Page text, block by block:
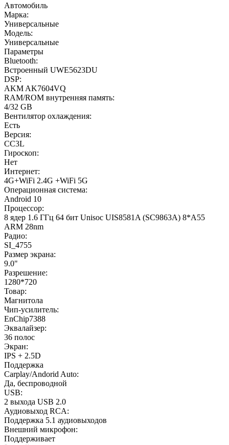
Автомобиль
Марка:
Универсальные
Модель:
Универсальные
Параметры
Bluetooth:
Встроенный UWE5623DU
DSP:
AKM AK7604VQ
RAM/ROM внутренняя память:
4/32 GB
Вентилятор охлаждения:
Есть
Версия:
CC3L
Гироскоп:
Нет
Интернет:
4G+WiFi 2.4G +WiFi 5G
Операционная система:
Android 10
Процессор:
8 ядер 1.6 ГГц 64 бит Unisoc UIS8581A (SC9863A) 8*A55
ARM 28nm
Радио:
SI_4755
Размер экрана:
9.0"
Разрешение:
1280*720
Товар:
Магнитола
Чип-усилитель:
EnChip7388
Эквалайзер:
36 полос
Экран:
IPS + 2.5D
Поддержка
Carplay/Andorid Auto:
Да, беспроводной
USB:
2 выхода USB 2.0
Аудиовыход RCA:
Поддержка 5.1 аудиовыходов
Внешний микрофон:
Поддерживает